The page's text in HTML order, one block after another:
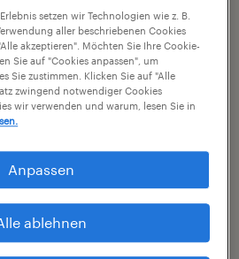
setzen wir Technologien wie z. B.
aller beschriebenen Cookies
akzeptieren". Möchten Sie Ihre Cookie-
Sie auf "Cookies anpassen", um
Sie zustimmen. Klicken Sie auf "Alle
zwingend notwendiger Cookies
wir verwenden und warum, lesen Sie in
Anpassen
ablehnen